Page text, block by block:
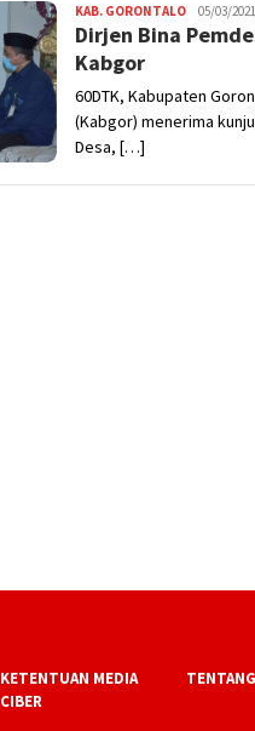
KAB. GORONTALO Admin
05/03/2021
Dirjen Bina
Kabgor
60DTK, Kabupaten
(Kabgor) menerima
Desa, […]
KETENTUAN MEDIA
CIBER